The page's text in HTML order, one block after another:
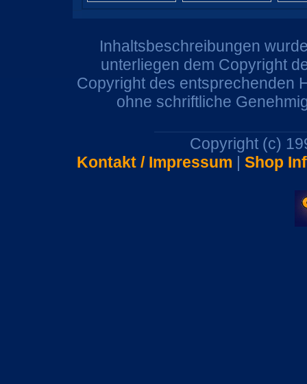
Inhaltsbeschreibungen
unterliegen dem Copyright
Copyright des entsprechenden
ohne schriftliche
Copyright (c)
Kontakt / Impressum | Shop